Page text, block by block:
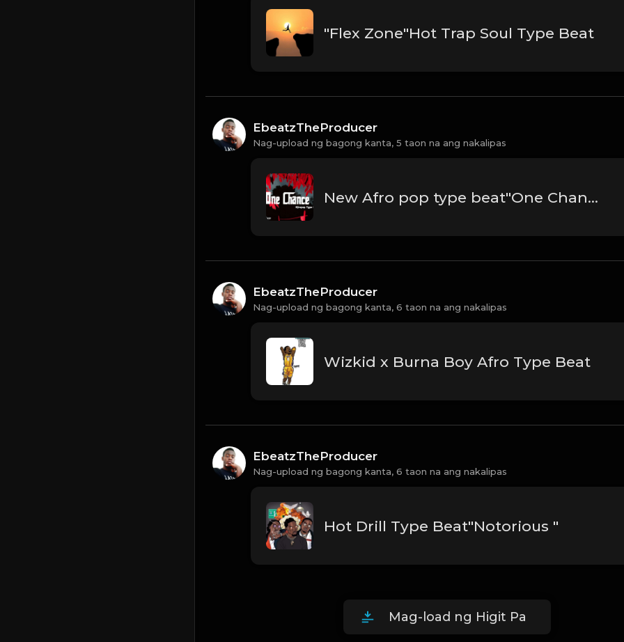
"Flex Zone"Hot Trap Soul Type Beat
EbeatzTheProducer
Nag-upload ng bagong kanta, 5 taon na ang nakalipas
New Afro pop type beat"One Chance"Prod:EbeatzJahProducer
EbeatzTheProducer
Nag-upload ng bagong kanta, 6 taon na ang nakalipas
Wizkid x Burna Boy Afro Type Beat
EbeatzTheProducer
Nag-upload ng bagong kanta, 6 taon na ang nakalipas
Hot Drill Type Beat"Notorious "
Mag-load ng Higit Pa